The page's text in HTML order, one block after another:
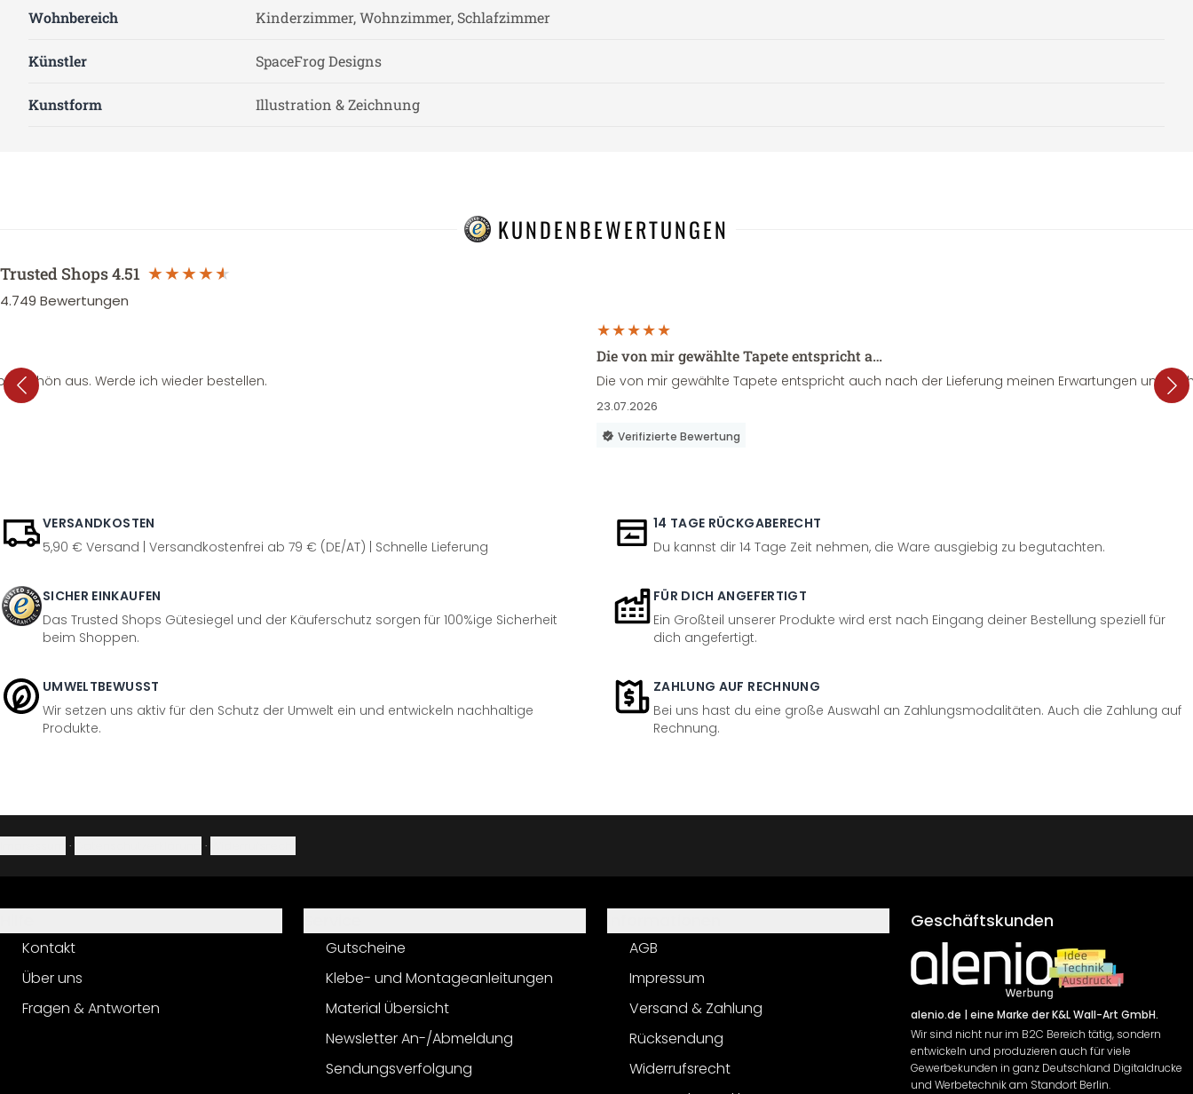
Wohnbereich Kinderzimmer, Wohnzimmer, Schlafzimmer
Künstler SpaceFrog Designs
Kunstform Illustration & Zeichnung
KUNDENBEWERTUNGEN
Trusted Shops4.51
4.749 Bewertungen
schön aus. Werde ich wieder bestellen.
Die von mir gewählte Tapete entspricht a…
Die von mir gewählte Tapete entspricht auch nach der Lieferung meinen Erwartungen und
23.07.2026
Verifizierte Bewertung
VERSANDKOSTEN
5,90 € Versand | Versandkostenfrei ab 79 € (DE/AT) | Schnelle Lieferung
14 TAGE RÜCKGABERECHT
Du kannst dir 14 Tage Zeit nehmen, die Ware ausgiebig zu begutachten.
SICHER EINKAUFEN
Das Trusted Shops Gütesiegel und der Käuferschutz sorgen für 100%ige Sicherheit
beim Shoppen.
FÜR DICH ANGEFERTIGT
Ein Großteil unserer Produkte wird erst nach Eingang deiner Bestellung speziell für
dich angefertigt.
UMWELTBEWUSST
Wir setzen uns aktiv für den Schutz der Umwelt ein und entwickeln nachhaltige
Produkte.
ZAHLUNG AUF RECHNUNG
Bei uns hast du eine große Auswahl an Zahlungsmodalitäten. Auch die Zahlung auf
Rechnung.
· ·
Kontakt
Über uns
Fragen & Antworten
Gutscheine
Klebe- und Montageanleitungen
Material Übersicht
Newsletter An-/Abmeldung
Sendungsverfolgung
AGB
Impressum
Versand & Zahlung
Rücksendung
Widerrufsrecht
Geschäftskunden
alenio.de | eine Marke der K&L Wall-Art GmbH.
Wir sind nicht nur im B2C Bereich tätig, sondern
entwickeln und produzieren auch für viele
Gewerbekunden in ganz Deutschland Digitaldrucke
und Werbetechnik am Standort Berlin.